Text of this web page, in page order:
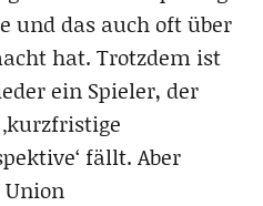
und das auch oft über
hat. Trotzdem ist
ein Spieler, der
fällt. Aber